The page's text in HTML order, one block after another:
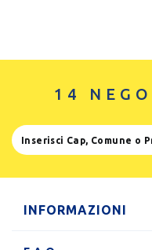
14
INFORMAZIONI